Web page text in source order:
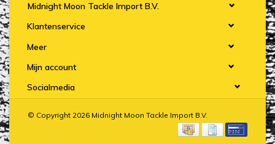
Midnight Moon Tackle Import B.V.
Klantenservice
Meer
Mijn account
Socialmedia
© Copyright 2026 Midnight Moon Tackle Import B.V.